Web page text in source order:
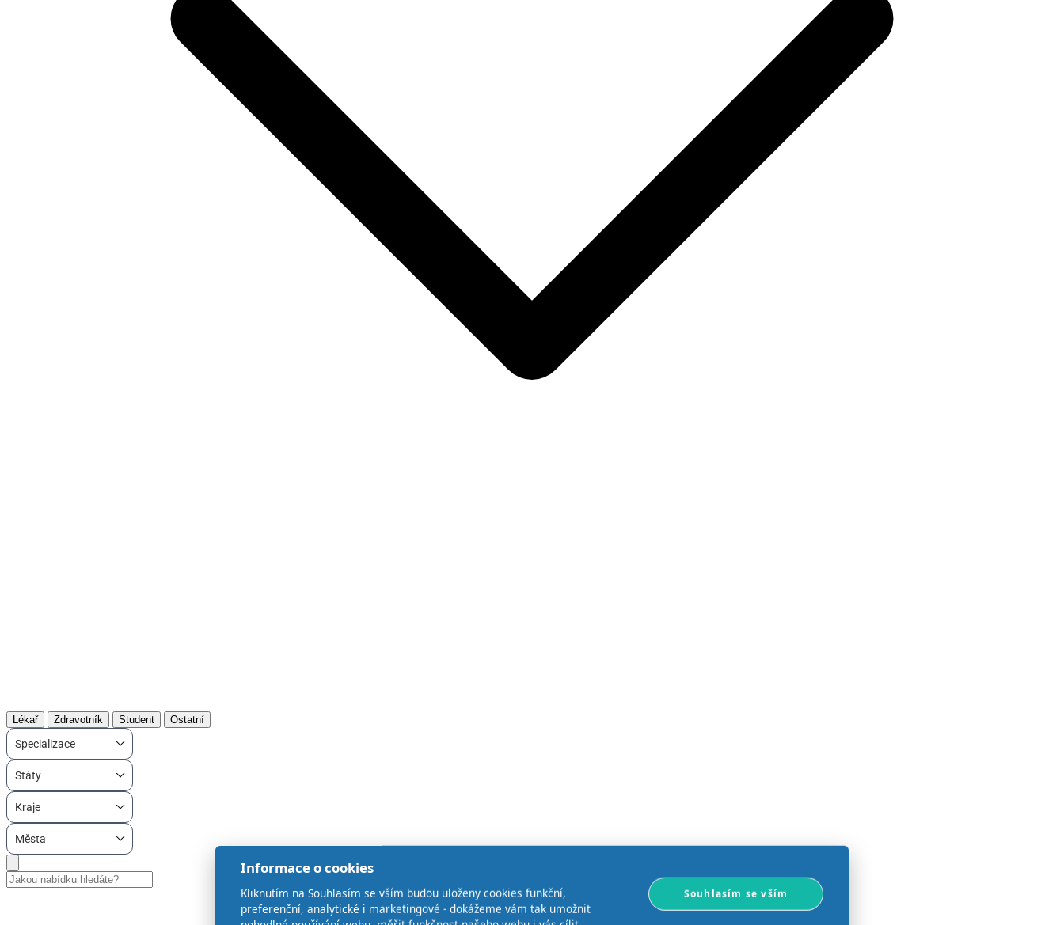
Lékař Zdravotník Student Ostatní
Specializace
Státy
Kraje
Města
Informace o cookies
Kliknutím na Souhlasím se vším budou uloženy cookies funkční,
preferenční, analytické i marketingové - dokážeme vám tak umožnit
Souhlasím se vším